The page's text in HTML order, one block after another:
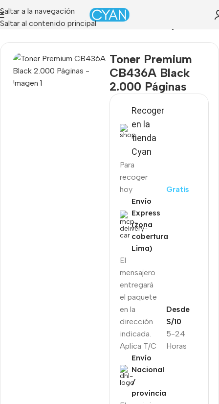
Saltar a la navegación
Saltar al contenido principal
Tienda»Toner Premium CB436A Black 2.000 Páginas
Toner Premium
CB436A Black
2.000 Páginas
Recoger
en la
tienda
Cyan
Para
recoger
hoy
Gratis
Envío
Express
(zona
cobertura
Lima)
El
mensajero
entregará
el paquete
en la
dirección
indicada.
Aplica T/C
5-24
Horas
Desde
S/10
Envío
Nacional
/
provincia